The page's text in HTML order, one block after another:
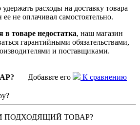
расходы на доставку товара
не оплачивал самостоятельно.
в товаре недостатка, наш магазин
гарантийными обязательствами,
и поставщиками.
Добавьте его
К сравнению
ПОДХОДЯЩИЙ ТОВАР?